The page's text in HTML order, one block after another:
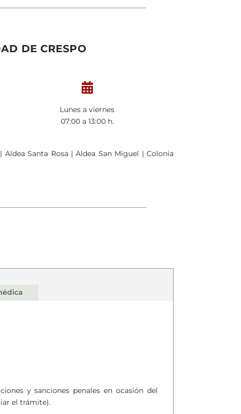
DE CRESPO

Lunes a viernes
07:00 a 13:00 h.
Santa Rosa | Aldea San Miguel | Colonia
y sanciones penales en ocasión del
el trámite).